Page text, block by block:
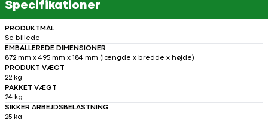
Specifikationer
PRODUKTMÅL
Se billede
EMBALLEREDE DIMENSIONER
872 mm x 495 mm x 184 mm (længde x bredde x højde)
PRODUKT VÆGT
22 kg
PAKKET VÆGT
24 kg
SIKKER ARBEJDSBELASTNING
25 kg